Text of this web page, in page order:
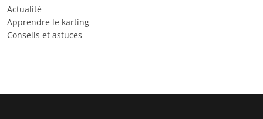
Actualité
Apprendre le karting
Conseils et astuces